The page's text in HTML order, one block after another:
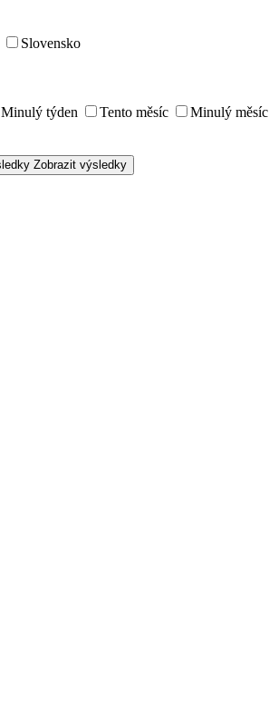
Slovensko
Minulý týden Tento měsíc
Minulý měsíc
Zobrazit výsledky